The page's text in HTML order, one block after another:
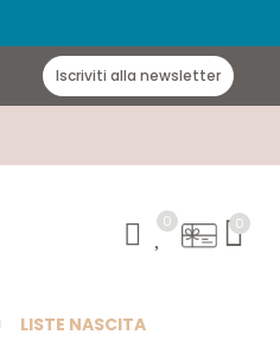
Iscriviti alla newsletter
0 0
LISTE NASCITA